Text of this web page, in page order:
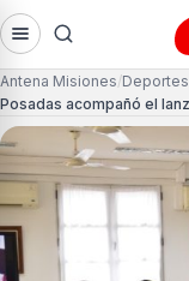
Antena Misiones Deportes